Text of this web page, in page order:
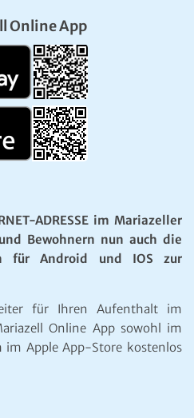
Online App
ADRESSE im Mariazeller
Bewohnern nun auch die
für Android und IOS zur
für Ihren Aufenthalt im
Online App sowohl im
im Apple App-Store kostenlos